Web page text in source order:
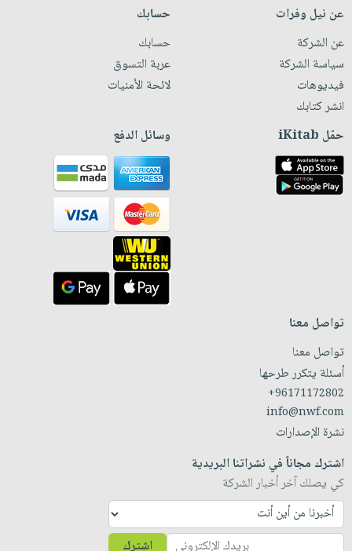
عن نيل وفرات
عن الشركة
سياسة الشركة
فيديوهات
انشر كتابك
حسابك
حسابك
عربة التسوق
لائحة الأمنيات
حمّل iKitab وسائل الدفع
تواصل معنا
تواصل معنا
أسئلة يتكرر طرحها
+96171172802
info@nwf.com
نشرة الإصدارات
اشترك مجاناً في نشراتنا البريدية
كي يصلك آخر أخبار الشركة